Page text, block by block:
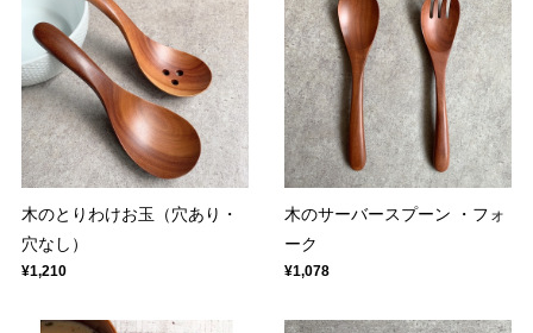
木のとりわけお玉（穴あり・
穴なし）
¥1,210
木のサーバースプーン ・フォ
ーク
¥1,078